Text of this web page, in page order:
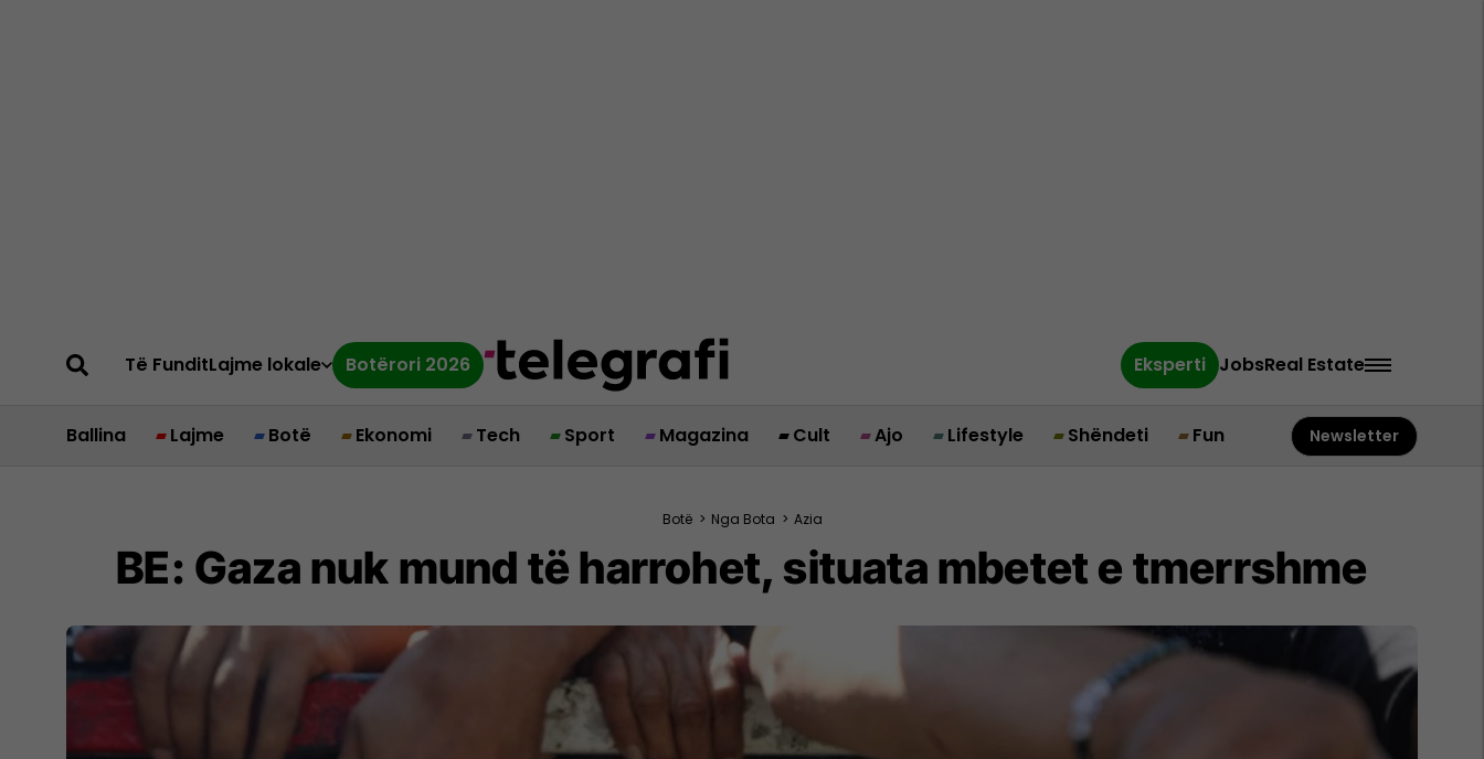
Të FunditLajme lokale Botërori 2026 Eksperti JobsReal Estate
Ballina Lajme Botë Ekonomi Tech Sport Magazina Cult Ajo Lifestyle Shëndeti Fun Newsletter
Botë > Nga Bota > Azia
BE: Gaza nuk mund të harrohet, situata mbetet e tmerrshme